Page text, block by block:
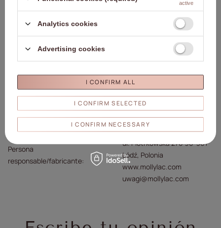
Detalles
Marca
Entidad responsable de este
producto en la UE
Molly Lac Michał
Szewczyk Seguir leyendo
5903990556043
Capacidad
5 ml/5 g
Marca
Molly Lac♥
Tipo
Acuarela Tinta al agua
Persona
responsable/fabricante
Molly Lac Michał Szewczyk
ul. Piotrkowska 270 90-361
Łódź, Polonia
www.mollylac.com
uwagi@mollylac.com
active
Analytics cookies
Advertising cookies
I CONFIRM SELECTED
I CONFIRM NECESSARY
I CONFIRM ALL